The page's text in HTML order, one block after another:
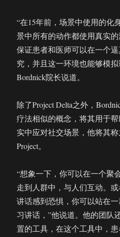
“在15年前，场景中使用的化
景中所有的动作都使用真实
保证患者和医师可以在一个
究，并且这一环境也能够模
Bordnick院长说道。
除了Project Delta之外，
疗法相似的概念，将其用于
实中应对社交场景，他将其
Project。
“想象一下，你可以在一个聚
走到人群中，与人们互动。
讲话感到恐惧，你可以站在
习讲话，”他说道。他的团队
置的工具，在这个工具中，